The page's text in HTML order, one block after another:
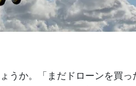
うか。「まだドローンを買っ